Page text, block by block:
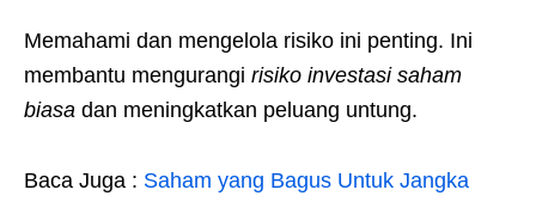
Memahami dan mengelola risiko ini penting. Ini
membantu mengurangi risiko investasi saham
biasa dan meningkatkan peluang untung.
Baca Juga : Saham yang Bagus Untuk Jangka